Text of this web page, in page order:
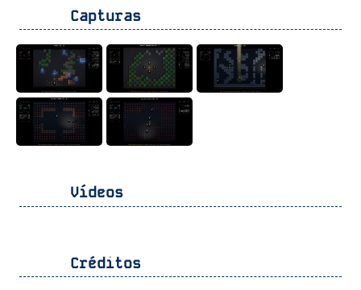
Capturas
Vídeos
Créditos